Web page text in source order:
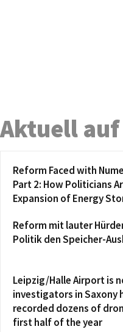
Aktuell auf
Reform Faced with
Part 2: How Politicians
Expansion of Energy
Reform mit lauter
Politik den Speicher-
Leipzig/Halle Airport is
investigators in Saxony
recorded dozens of
first half of the year